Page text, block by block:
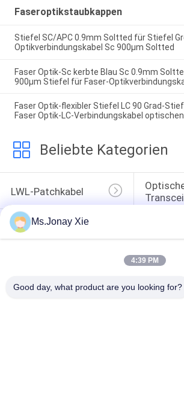
Faseroptikstaubkappen
Stiefel SC/APC 0.9mm Soltted für Stiefel
Optikverbindungskabel Sc 900µm Soltted
Faser Optik-Sc kerbte Blau Sc 0.9mm
900µm Stiefel für Faser-
Faser Optik-flexibler Stiefel LC 90 Grad-
Faser Optik-LC-Verbindungskabel
Beliebte Kategorien
LWL-Patchkabel
Integrierte
Schaltung
LWL
LWL-
Ms.Jonay Xie
4:39 PM
Good day, what product are you looking for?